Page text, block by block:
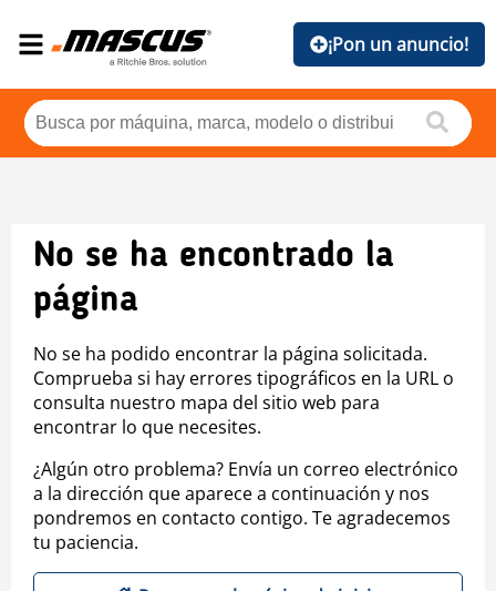
¡Pon un anuncio!
No se ha encontrado la
página
No se ha podido encontrar la página solicitada.
Comprueba si hay errores tipográficos en la URL o
consulta nuestro mapa del sitio web para
encontrar lo que necesites.
¿Algún otro problema? Envía un correo electrónico
a la dirección que aparece a continuación y nos
pondremos en contacto contigo. Te agradecemos
tu paciencia.